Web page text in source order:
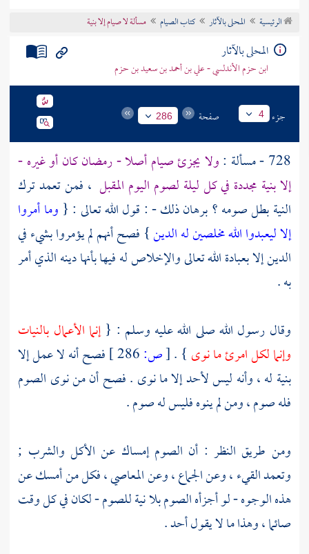
تراجم الأعلام
الرئيسية المحلى بالآثار كتاب الصيام مسألة لا صيام إلا بنية
المحلى بالآثار
ابن حزم الأندلسي - علي بن أحمد بن سعيد بن حزم
جزء 4 صفحة 286
728 - مسألة :
ولا يجزئ صيام أصلا - رمضان كان أو غيره -
إلا بنية مجددة في كل ليلة لصوم اليوم المقبل ، فمن تعمد ترك
النية بطل صومه ؟ برهان ذلك - : قول الله تعالى : { وما أمروا
إلا ليعبدوا الله مخلصين له الدين} فصح أنهم لم يؤمروا بشيء في
الدين إلا بعبادة الله تعالى والإخلاص له فيها بأنها دينه الذي أمر
به .
وقال رسول الله صلى الله عليه وسلم : {إنما الأعمال بالنيات
وإنما لكل امرئ ما نوى } .
[ص:
فصح أنه لا عمل إلا
بنية له ، وأنه ليس لأحد إلا ما نوى . فصح أن من نوى الصوم
فله صوم ، ومن لم ينوه فليس له صوم .
ومن طريق النظر : أن الصوم إمساك عن الأكل والشرب ;
وتعمد القيء ، وعن الجماع ، وعن المعاصي ، فكل من أمسك عن
هذه الوجوه - لو أجزأه الصوم بلا نية للصوم - لكان في كل وقت
صائما ، وهذا ما لا يقول أحد .